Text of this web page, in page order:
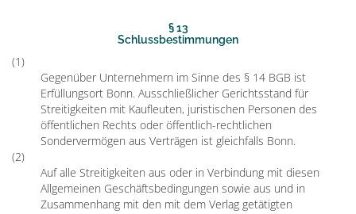
§ 13
Schlussbestimmungen
(1)
Gegenüber Unternehmern im Sinne des § 14 BGB ist
Erfüllungsort Bonn. Ausschließlicher Gerichtsstand für
Streitigkeiten mit Kaufleuten, juristischen Personen des
öffentlichen Rechts oder öffentlich-rechtlichen
Sondervermögen aus Verträgen ist gleichfalls Bonn.
(2)
Auf alle Streitigkeiten aus oder in Verbindung mit diesen
Allgemeinen Geschäftsbedingungen sowie aus und in
Zusammenhang mit den mit dem Verlag getätigten